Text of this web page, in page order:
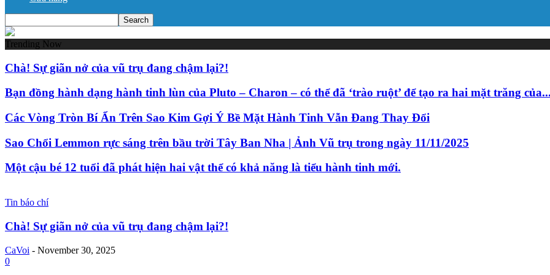
Trending Now
Chà! Sự giãn nở của vũ trụ đang chậm lại?!
Bạn đồng hành dạng hành tinh lùn của Pluto – Charon – có thể đã ‘trào ruột’ để tạo ra hai mặt trăng
Các Vòng Tròn Bí Ẩn Trên Sao Kim Gợi Ý Bề Mặt Hành Tinh Vẫn Đang Thay Đổi
Sao Chổi Lemmon rực sáng trên bầu trời Tây Ban Nha | Ảnh Vũ trụ trong ngày 11/11/2025
Một cậu bé 12 tuổi đã phát hiện hai vật thể có khả năng là tiểu hành tinh mới.
Tin báo chí
Chà! Sự giãn nở của vũ trụ đang chậm lại?!
CaVoi - November 30, 2025
0